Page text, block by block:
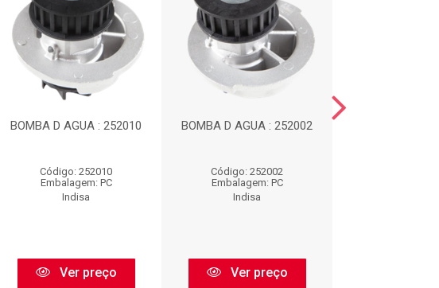
BOMBA D AGUA : 252010
Código: 252010
Embalagem: PC
Indisa
Ver preço
BOMBA D AGUA : 252002
Código: 252002
Embalagem: PC
Indisa
Ver preço